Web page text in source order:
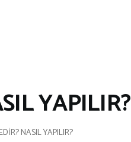
YAPILIR?
NASIL YAPILIR?